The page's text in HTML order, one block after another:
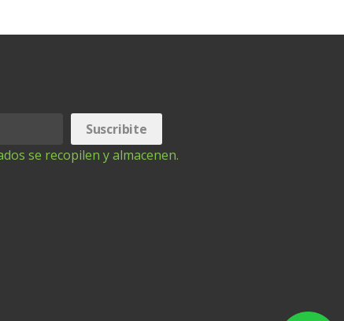
se recopilen y almacenen.